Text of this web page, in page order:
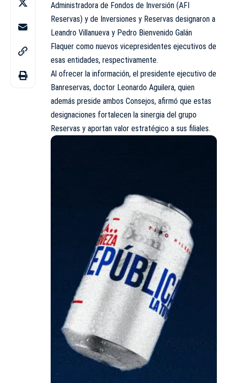
Administradora de Fondos de Inversión (AFI
Reservas) y de Inversiones y Reservas designaron a
Leandro Villanueva y Pedro Bienvenido Galán
Flaquer como nuevos vicepresidentes ejecutivos de
esas entidades, respectivamente.
Al ofrecer la información, el presidente ejecutivo de
Banreservas, doctor Leonardo Aguilera, quien
además preside ambos Consejos, afirmó que estas
designaciones fortalecen la sinergia del grupo
Reservas y aportan valor estratégico a sus filiales.